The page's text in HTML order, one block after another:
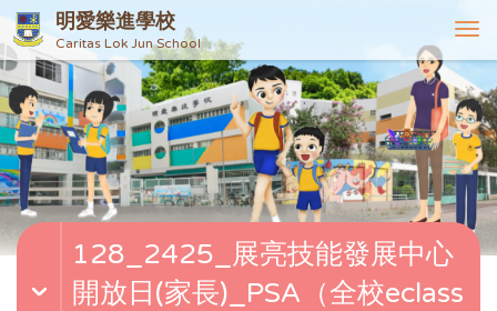
明愛樂進學校
Caritas Lok Jun School
T
o
g
g
l
e
n
v
128_2425_展亮技能發展中心
開放日(家長)_PSA（全校eclass